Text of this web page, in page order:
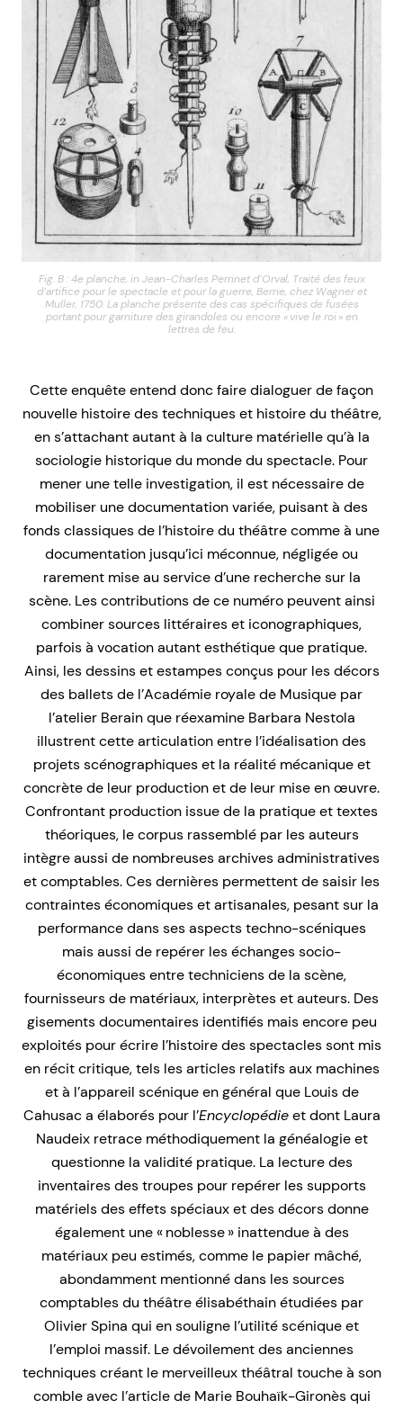
Fig. B : 4e planche, in Jean-Charles Perrinet d’Orval, Traité des feux
d’artifice pour le spectacle et pour la guerre, Berne, chez Wagner et
Muller, 1750. La planche présente des cas spécifiques de fusées
portant pour garniture des girandoles ou encore « vive le roi » en
lettres de feu.
Cette enquête entend donc faire dialoguer de façon
nouvelle histoire des techniques et histoire du théâtre,
en s’attachant autant à la culture matérielle qu’à la
sociologie historique du monde du spectacle. Pour
mener une telle investigation, il est nécessaire de
mobiliser une documentation variée, puisant à des
fonds classiques de l’histoire du théâtre comme à une
documentation jusqu’ici méconnue, négligée ou
rarement mise au service d’une recherche sur la
scène. Les contributions de ce numéro peuvent ainsi
combiner sources littéraires et iconographiques,
parfois à vocation autant esthétique que pratique.
Ainsi, les dessins et estampes conçus pour les décors
des ballets de l’Académie royale de Musique par
l’atelier Berain que réexamine Barbara Nestola
illustrent cette articulation entre l’idé­alisation des
projets scénographiques et la réalité mécanique et
concrète de leur production et de leur mise en œuvre.
Confrontant production issue de la pratique et textes
théoriques, le corpus rassemblé par les auteurs
intègre aussi de nombreuses archives administratives
et comptables. Ces dernières permettent de saisir les
contraintes économiques et artisanales, pesant sur la
performance dans ses aspects techno-scéniques
mais aussi de repérer les échanges socio-
économiques entre techniciens de la scène,
fournisseurs de matériaux, interprètes et auteurs. Des
gisements documentaires identifiés mais encore peu
exploités pour écrire l’histoire des spectacles sont mis
en récit critique, tels les articles relatifs aux machines
et à l’appareil scénique en général que Louis de
Cahusac a élaborés pour l’Encyclopédieet dont Laura
Naudeix retrace méthodiquement la généalogie et
questionne la validité pratique. La lecture des
inventaires des troupes pour repérer les supports
matériels des effets spéciaux et des décors donne
également une « noblesse » inattendue à des
matériaux peu estimés, comme le papier mâché,
abondamment mentionné dans les sources
comptables du théâtre élisabéthain étudiées par
Olivier Spina qui en souligne l’utilité scénique et
l’emploi massif. Le dévoilement des anciennes
techniques créant le merveilleux théâtral touche à son
comble avec l’article de Marie Bouhaïk-Gironès qui